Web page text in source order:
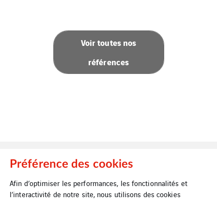
Voir toutes nos
références
Préférence des cookies
Afin d’optimiser les performances, les fonctionnalités et
l’interactivité de notre site, nous utilisons des cookies